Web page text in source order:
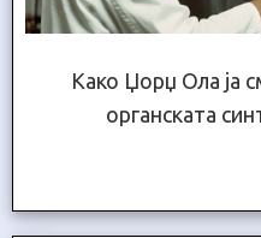
Како Џорџ Ола ја
органската